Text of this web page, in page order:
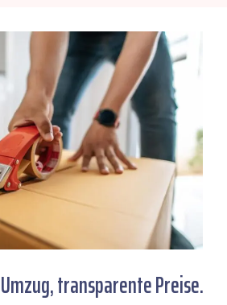
transparente Preise.